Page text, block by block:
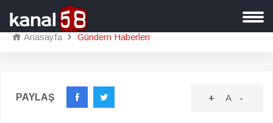
Anasayfa Gündem Haberleri
PAYLAŞ + A -